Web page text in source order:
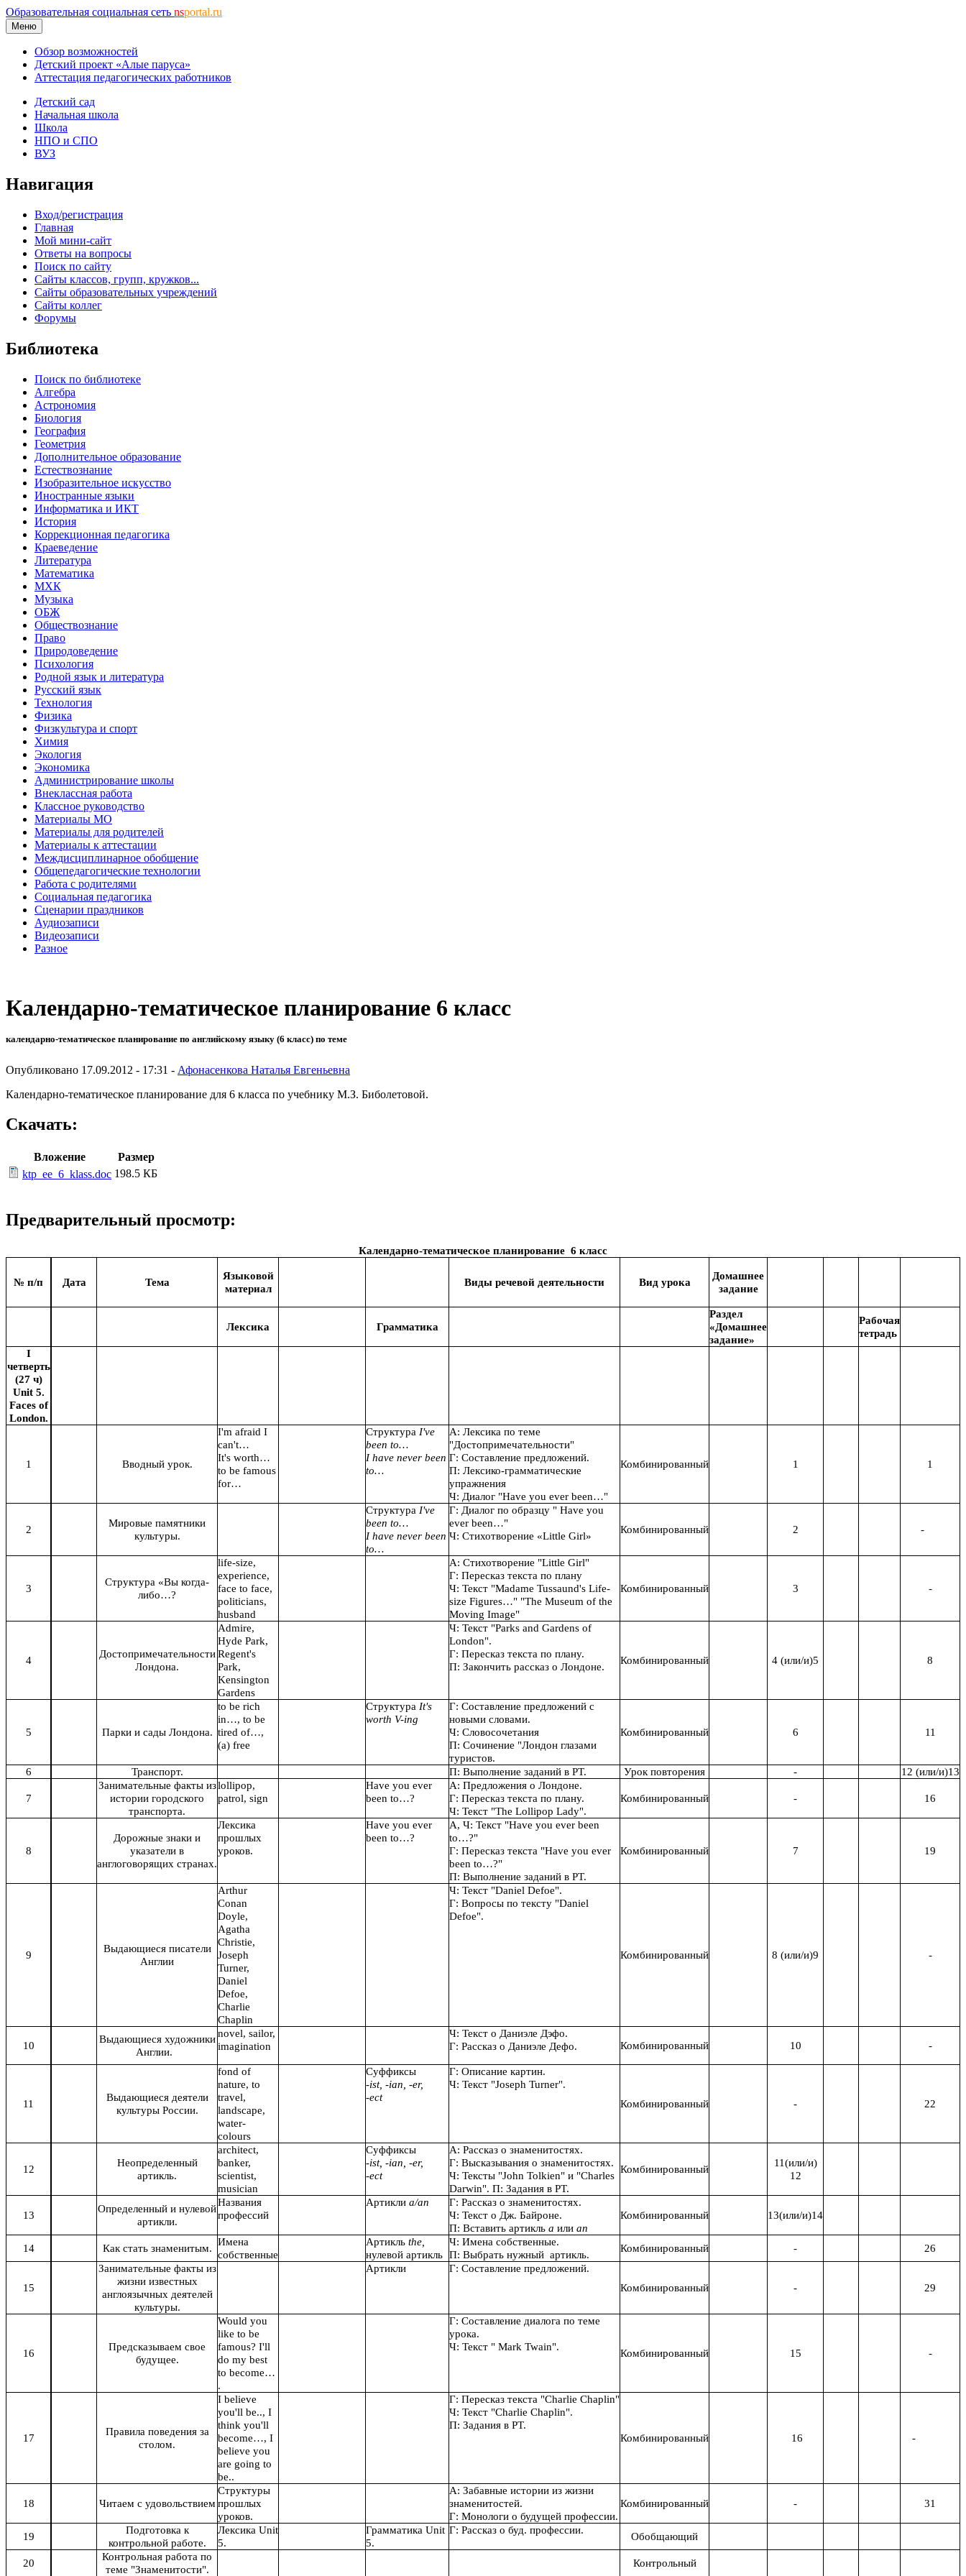
Образовательная социальная сеть nsportal.ru
Меню
Обзор возможностей
Детский проект «Алые паруса»
Аттестация педагогических работников
Детский сад
Начальная школа
Школа
НПО и СПО
ВУЗ
Навигация
Вход/регистрация
Главная
Мой мини-сайт
Ответы на вопросы
Поиск по сайту
Сайты классов, групп, кружков...
Сайты образовательных учреждений
Сайты коллег
Форумы
Библиотека
Поиск по библиотеке
Алгебра
Астрономия
Биология
География
Геометрия
Дополнительное образование
Естествознание
Изобразительное искусство
Иностранные языки
Информатика и ИКТ
История
Коррекционная педагогика
Краеведение
Литература
Математика
МХК
Музыка
ОБЖ
Обществознание
Право
Природоведение
Психология
Родной язык и литература
Русский язык
Технология
Физика
Физкультура и спорт
Химия
Экология
Экономика
Администрирование школы
Внеклассная работа
Классное руководство
Материалы МО
Материалы для родителей
Материалы к аттестации
Междисциплинарное обобщение
Общепедагогические технологии
Работа с родителями
Социальная педагогика
Сценарии праздников
Аудиозаписи
Видеозаписи
Разное
Календарно-тематическое планирование 6 класс
календарно-тематическое планирование по английскому языку (6 класс) по теме
Опубликовано 17.09.2012 - 17:31 - Афонасенкова Наталья Евгеньевна
Календарно-тематическое планирование для 6 класса по учебнику М.З. Биболетовой.
Скачать:
Вложение
Размер
ktp_ee_6_klass.doc 198.5 КБ
Предварительный просмотр:
Календарно-тематическое планирование 6 класс
№ п/п Дата Тема
Языковой
материал
Виды речевой деятельности Вид урока
Домашнее
задание
Лексика Грамматика
Раздел
«Домашнее
задание»
Рабочая
тетрадь
I
четверть
(27 ч)
Unit 5.
Faces of
London.
1 Вводный урок.
I'm afraid I
can't…
It's worth…
to be famous
for…
Структура I've
been to…
I have never been
to…
А: Лексика по теме
"Достопримечательности"
Г: Составление предложений.
П: Лексико-грамматические
упражнения
Ч: Диалог "Have you ever been…"
Комбинированный 1 1
2
Мировые памятники
культуры.
Структура I've
been to…
I have never been
to…
Г: Диалог по образцу " Have you
ever been…"
Ч: Стихотворение «Little Girl»
Комбинированный 2 -
3
Структура «Вы когда-
либо…?
life-size,
experience,
face to face,
politicians,
husband
А: Стихотворение "Little Girl"
Г: Пересказ текста по плану
Ч: Текст "Madame Tussaund's Life-
size Figures…" "The Museum of the
Moving Image"
Комбинированный 3 -
4
Достопримечательности
Лондона.
Admire,
Hyde Park,
Regent's
Park,
Kensington
Gardens
Ч: Текст "Parks and Gardens of
London".
Г: Пересказ текста по плану.
П: Закончить рассказ о Лондоне.
Комбинированный 4 (или/и)5 8
5 Парки и сады Лондона.
to be rich
in…, to be
tired of…,
(a) free
Структура It's
worth V-ing
Г: Составление предложений с
новыми словами.
Ч: Словосочетания
П: Сочинение "Лондон глазами
туристов.
Комбинированный 6 11
6 Транспорт. П: Выполнение заданий в РТ. Урок повторения - 12 (или/и)13
7
Занимательные факты из
истории городского
транспорта.
lollipop,
patrol, sign
Have you ever
been to…?
А: Предложения о Лондоне.
Г: Пересказ текста по плану.
Ч: Текст "The Lollipop Lady".
Комбинированный - 16
8
Дорожные знаки и
указатели в
англоговорящих странах.
Лексика
прошлых
уроков.
Have you ever
been to…?
А, Ч: Текст "Have you ever been
to…?"
Г: Пересказ текста "Have you ever
been to…?"
П: Выполнение заданий в РТ.
Комбинированный 7 19
9
Выдающиеся писатели
Англии
Arthur
Conan
Doyle,
Agatha
Christie,
Joseph
Turner,
Daniel
Defoe,
Charlie
Chaplin
Ч: Текст "Daniel Defoe".
Г: Вопросы по тексту "Daniel
Defoe".
Комбинированный 8 (или/и)9 -
10
Выдающиеся художники
Англии.
novel, sailor,
imagination
Ч: Текст о Даниэле Дэфо.
Г: Рассказ о Даниэле Дефо.
Комбинированный 10 -
11
Выдающиеся деятели
культуры России.
fond of
nature, to
travel,
landscape,
water-
colours
Суффиксы
-ist, -ian, -er,
-ect
Г: Описание картин.
Ч: Текст "Joseph Turner".
Комбинированный
- 22
12
Неопределенный
артикль.
architect,
banker,
scientist,
musician
Суффиксы
-ist, -ian, -er,
-ect
А: Рассказ о знаменитостях.
Г: Высказывания о знаменитостях.
Ч: Тексты "John Tolkien" и "Charles
Darwin". П: Задания в РТ.
Комбинированный
11(или/и)
12
13
Определенный и нулевой
артикли.
Названия
профессий
Артикли a/an
Г: Рассказ о знаменитостях.
Ч: Текст о Дж. Байроне.
П: Вставить артикль a или an
Комбинированный 13(или/и)14
14 Как стать знаменитым.
Имена
собственные
Артикль the,
нулевой артикль
Ч: Имена собственные.
П: Выбрать нужный артикль.
Комбинированный - 26
15
Занимательные факты из
жизни известных
англоязычных деятелей
культуры.
Артикли
Г: Составление предложений.
Комбинированный
- 29
16
Предсказываем свое
будущее.
Would you
like to be
famous? I'll
do my best
to become…
.
Г: Составление диалога по теме
урока.
Ч: Текст " Mark Twain".
Комбинированный 15 -
17
Правила поведения за
столом.
I believe
you'll be.., I
think you'll
become…, I
believe you
are going to
be..
Г: Пересказ текста "Charlie Chaplin"
Ч: Текст "Charlie Chaplin".
П: Задания в РТ.
Комбинированный
16 -
18 Читаем с удовольствием
Структуры
прошлых
уроков.
А: Забавные истории из жизни
знаменитостей.
Г: Монологи о будущей профессии.
Комбинированный - 31
19
Подготовка к
контрольной работе.
Лексика Unit
5.
Грамматика Unit
5.
Г: Рассказ о буд. профессии.
Обобщающий
20
Контрольная работа по
теме "Знаменитости".
Контрольный